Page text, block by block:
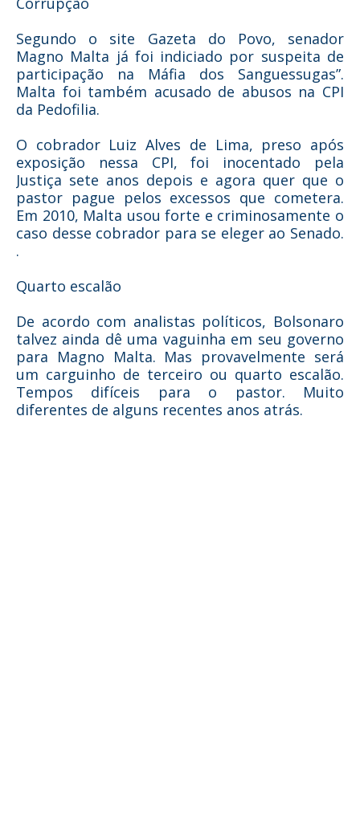
Segundo o site Gazeta do Povo, senador
Magno Malta já foi indiciado por suspeita de
participação na Máfia dos Sanguessugas”.
Malta foi também acusado de abusos na CPI
da Pedofilia.
O cobrador Luiz Alves de Lima, preso após
exposição nessa CPI, foi inocentado pela
Justiça sete anos depois e agora quer que o
pastor pague pelos excessos que cometera.
Em 2010, Malta usou forte e criminosamente o
caso desse cobrador para se eleger ao Senado.
.
Quarto escalão
De acordo com analistas políticos, Bolsonaro
talvez ainda dê uma vaguinha em seu governo
para Magno Malta. Mas provavelmente será
um carguinho de terceiro ou quarto escalão.
Tempos difíceis para o pastor. Muito
diferentes de alguns recentes anos atrás.